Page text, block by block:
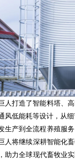
人打造了智能料塔、
风低能耗等设计，从
生产到全流程养殖服
人将继续深耕智能化
助力全球现代畜牧业